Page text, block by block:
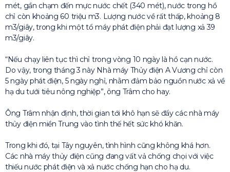
mét, gần chạm đến mực nước chết (340 mét), nước trong hồ
chỉ còn khoảng 60 triệu m3. Lượng nước về rất thấp, khoảng 8
m3/giây, trong khi một tổ máy phát điện phải đạt lượng xả 39
m3/giây.
“Nếu chạy liên tục thì chỉ trong vòng 10 ngày là hồ cạn nước.
Do vậy, trong tháng 3 này Nhà máy Thủy điện A Vương chỉ còn
5 ngày phát điện, 5 ngày nghỉ, nhằm đảm bảo nguồn nước xả về
hạ du tưới tiêu nông nghiệp”, ông Trâm cho hay.
Ông Trâm nhận định, thời gian tới khô hạn sẽ đẩy các nhà máy
thủy điện miền Trung vào tình thế hết sức khó khăn.
Trong khi đó, tại Tây nguyên, tình hình cũng không khá hơn.
Các nhà máy thủy điện cũng đang vất vả chống chọi với việc
thiếu nước phát điện và xả nước chống hạn cho hạ du.